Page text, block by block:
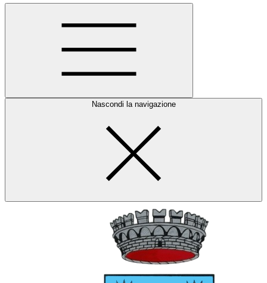
Nascondi la navigazione